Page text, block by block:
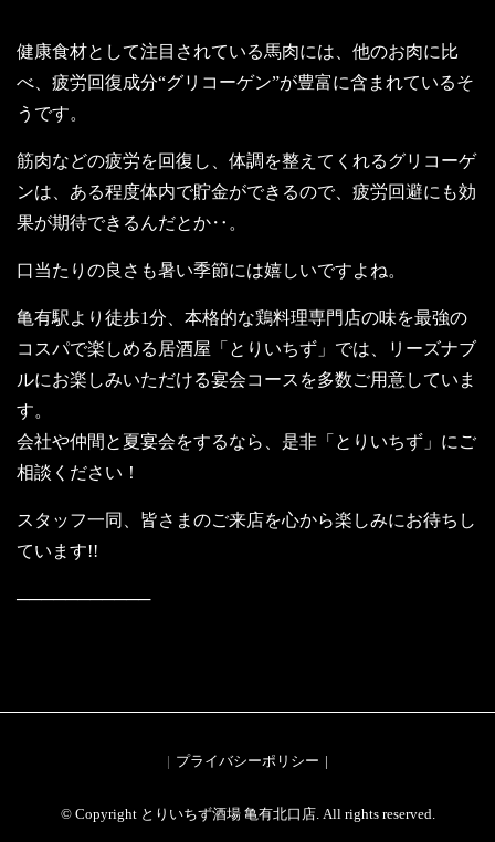
健康食材として注目されている馬肉には、他のお肉に比
べ、疲労回復成分“グリコーゲン”が豊富に含まれているそ
うです。
筋肉などの疲労を回復し、体調を整えてくれるグリコーゲ
ンは、ある程度体内で貯金ができるので、疲労回避にも効
果が期待できるんだとか‥。
口当たりの良さも暑い季節には嬉しいですよね。
亀有駅より徒歩1分、本格的な鶏料理専門店の味を最強の
コスパで楽しめる居酒屋「とりいちず」では、リーズナブ
ルにお楽しみいただける宴会コースを多数ご用意していま
す。
会社や仲間と夏宴会をするなら、是非「とりいちず」にご
相談ください！
スタッフ一同、皆さまのご来店を心から楽しみにお待ちし
ています!!
───────────
プライバシーポリシー
© Copyright とりいちず酒場 亀有北口店. All rights reserved.